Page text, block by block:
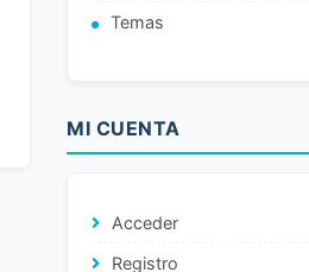
Temas
MI CUENTA
Acceder
Registro